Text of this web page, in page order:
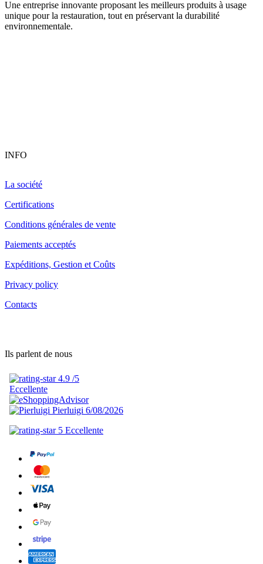
Une entreprise innovante proposant les meilleurs produits à usage
unique pour la restauration, tout en préservant la durabilité
environnementale.
INFO
La société
Certifications
Conditions générales de vente
Paiements acceptés
Expéditions, Gestion et Coûts
Privacy policy
Contacts
Ils parlent de nous